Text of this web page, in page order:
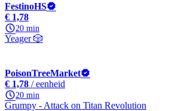
FestinoHS
€ 1,78
20 min
Yeager 🎲
PoisonTreeMarket
€ 1,78 / eenheid
20 min
Grumpy - Attack on Titan Revolution